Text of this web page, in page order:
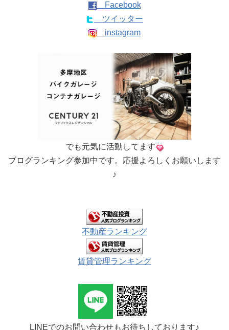
Facebook
ツイッター
instagram
でも元気に活動してます
ブログランキング参加中です。応援よろしくお願いします
♪
不動産ランキング
賃貸管理ランキング
LINEでのお問い合わせもお待ちしております♪